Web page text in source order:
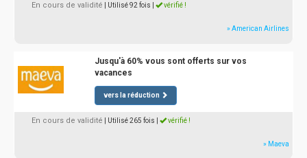
En cours de validité | Utilisé 92 fois vérifié !
» American Airlines
Jusqu'à 60% vous sont offerts sur vos
vacances
vers la réduction
En cours de validité | Utilisé 265 fois vérifié !
» Maeva